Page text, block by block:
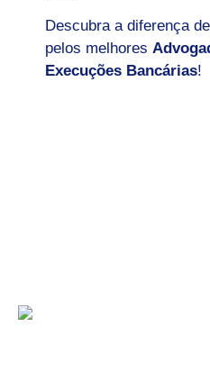
Descubra a diferença
pelos melhores
Execuções Bancárias!